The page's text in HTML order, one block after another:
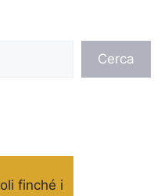
Cerca
finché i